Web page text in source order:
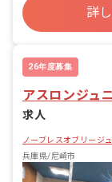
たお
長に
研
詳
26年度募集
アスロンジュ
求人
ノーブレスオブリージ
兵庫県/尼崎市